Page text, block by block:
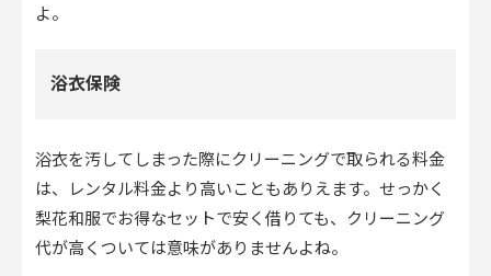
よ。
浴衣保険
浴衣を汚してしまった際にクリーニングで取られる料金
は、レンタル料金より高いこともありえます。せっかく
梨花和服でお得なセットで安く借りても、クリーニング
代が高くついては意味がありませんよね。